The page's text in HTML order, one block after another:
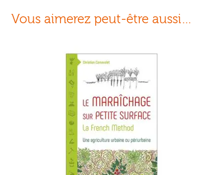
Vous aimerez peut-être aussi…